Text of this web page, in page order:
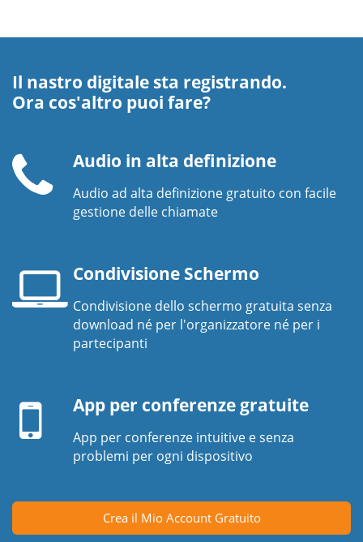
Il nastro digitale sta registrando.
Ora cos'altro puoi fare?
Ricevitore
Audio in alta definizione
Audio ad alta definizione gratuito con facile
gestione delle chiamate
Schermo
Condivisione Schermo
Condivisione dello schermo gratuita senza
download né per l'organizzatore né per i
partecipanti
mobileApp per conferenze gratuite
App per conferenze intuitive e senza
problemi per ogni dispositivo
Crea il Mio Account Gratuito